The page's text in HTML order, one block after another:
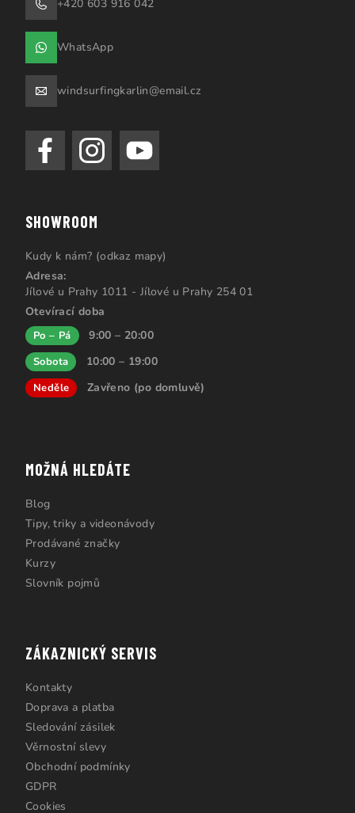
+420 603 916 042
WhatsApp
windsurfingkarlin@email.cz
SHOWROOM
Kudy k nám? (odkaz mapy)
Adresa:
Jílové u Prahy 1011 - Jílové u Prahy 254 01
Otevírací doba
Po – Pá 9:00 – 20:00
Sobota 10:00 – 19:00
Neděle Zavřeno (po domluvě)
MOŽNÁ HLEDÁTE
Blog
Tipy, triky a videonávody
Prodávané značky
Kurzy
Slovník pojmů
ZÁKAZNICKÝ SERVIS
Kontakty
Doprava a platba
Sledování zásilek
Věrnostní slevy
Obchodní podmínky
GDPR
Cookies